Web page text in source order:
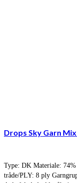
Drops Sky Garn
Type: DK Materiale:
tråde/PLY: 8 ply